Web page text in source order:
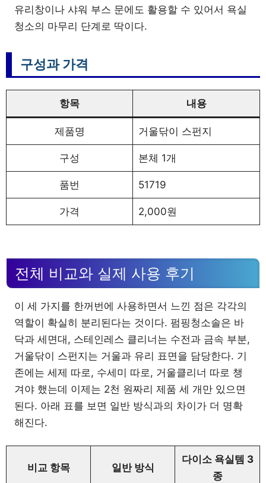
유리창이나 샤워 부스 문에도 활용할 수 있어서 욕실
청소의 마무리 단계로 딱이다.
구성과 가격
항목 내용
제품명 거울닦이 스펀지
구성 본체 1개
품번 51719
가격 2,000원
전체 비교와 실제 사용 후기
이 세 가지를 한꺼번에 사용하면서 느낀 점은 각각의
역할이 확실히 분리된다는 것이다. 펌핑청소솔은 바
닥과 세면대, 스테인레스 클리너는 수전과 금속 부분,
거울닦이 스펀지는 거울과 유리 표면을 담당한다. 기
존에는 세제 따로, 수세미 따로, 거울클리너 따로 챙
겨야 했는데 이제는 2천 원짜리 제품 세 개만 있으면
된다. 아래 표를 보면 일반 방식과의 차이가 더 명확
해진다.
비교 항목 일반 방식
다이소 욕실템 3
종